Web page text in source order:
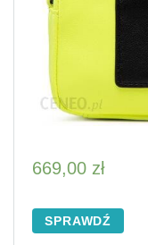
669,00 zł
SPRAWDŹ